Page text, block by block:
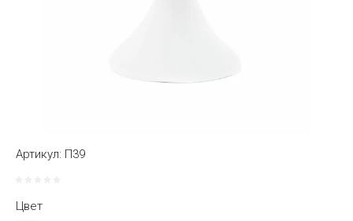
Артикул: П39
Цвет